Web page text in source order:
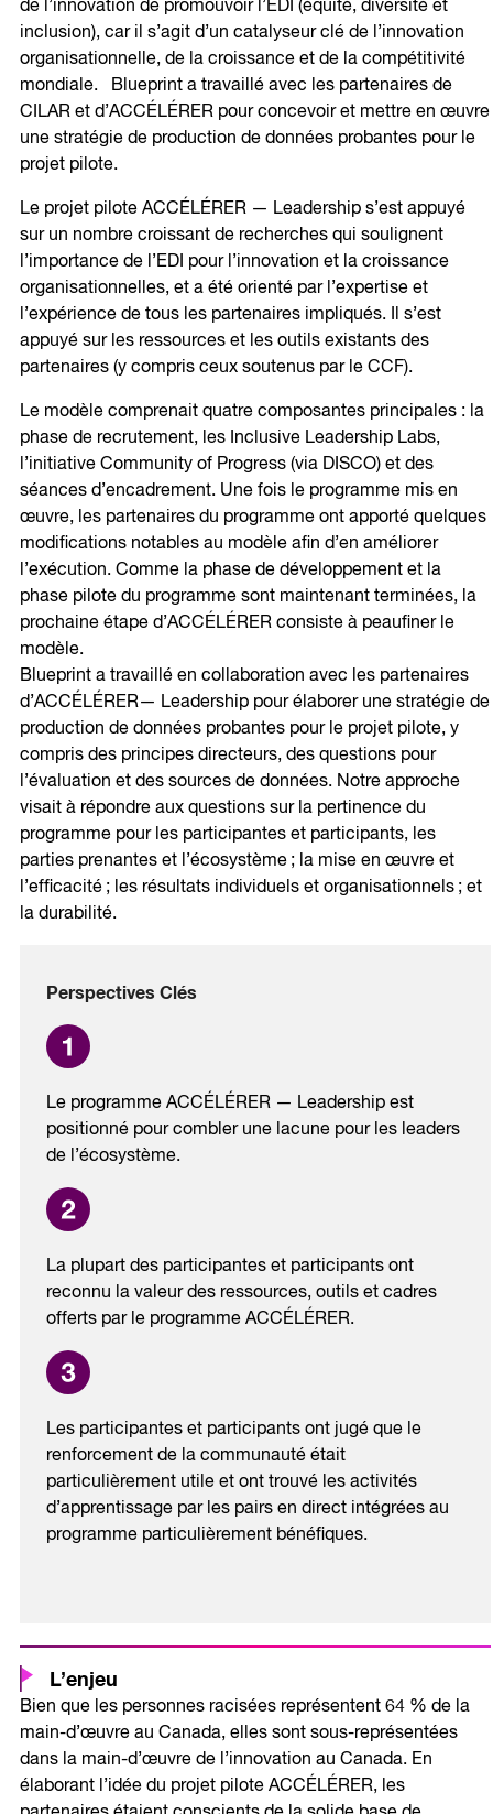
de l’innovation de promouvoir l’EDI (équité, diversité et
inclusion), car il s’agit d’un catalyseur clé de l’innovation
organisationnelle, de la croissance et de la compétitivité
mondiale. Blueprint a travaillé avec les partenaires de
CILAR et d’ACCÉLÉRER pour concevoir et mettre en œuvre
une stratégie de production de données probantes pour le
projet pilote.
Le projet pilote ACCÉLÉRER — Leadership s’est appuyé
sur un nombre croissant de recherches qui soulignent
l’importance de l’EDI pour l’innovation et la croissance
organisationnelles, et a été orienté par l’expertise et
l’expérience de tous les partenaires impliqués. Il s’est
appuyé sur les ressources et les outils existants des
partenaires (y compris ceux soutenus par le CCF).
Le modèle comprenait quatre composantes principales : la
phase de recrutement, les Inclusive Leadership Labs,
l’initiative Community of Progress (via DISCO) et des
séances d’encadrement. Une fois le programme mis en
œuvre, les partenaires du programme ont apporté quelques
modifications notables au modèle afin d’en améliorer
l’exécution. Comme la phase de développement et la
phase pilote du programme sont maintenant terminées, la
prochaine étape d’ACCÉLÉRER consiste à peaufiner le
modèle.
Blueprint a travaillé en collaboration avec les partenaires
d’ACCÉLÉRER— Leadership pour élaborer une stratégie de
production de données probantes pour le projet pilote, y
compris des principes directeurs, des questions pour
l’évaluation et des sources de données. Notre approche
visait à répondre aux questions sur la pertinence du
programme pour les participantes et participants, les
parties prenantes et l’écosystème ; la mise en œuvre et
l’efficacité ; les résultats individuels et organisationnels ; et
la durabilité.
Perspectives Clés
Le programme ACCÉLÉRER — Leadership est
positionné pour combler une lacune pour les leaders
de l’écosystème.
La plupart des participantes et participants ont
reconnu la valeur des ressources, outils et cadres
offerts par le programme ACCÉLÉRER.
Les participantes et participants ont jugé que le
renforcement de la communauté était
particulièrement utile et ont trouvé les activités
d’apprentissage par les pairs en direct intégrées au
programme particulièrement bénéfiques.
L’enjeu
Bien que les personnes racisées représentent 64 % de la
main-d’œuvre au Canada, elles sont sous-représentées
dans la main-d’œuvre de l’innovation au Canada. En
élaborant l’idée du projet pilote ACCÉLÉRER, les